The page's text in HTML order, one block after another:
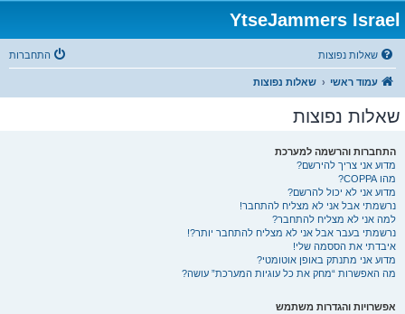
YtseJammers Israel
שאלות נפוצות התחברות
עמוד ראשי שאלות נפוצות
שאלות נפוצות
התחברות והרשמה למערכת
מדוע אני צריך להירשם?
מהו COPPA?
מדוע אני לא יכול להרשם?
נרשמתי אבל אני לא מצליח להתחבר!
למה אני לא מצליח להתחבר?
נרשמתי בעבר אבל אני לא מצליח להתחבר יותר?!
איבדתי את הססמה שלי!
מדוע אני מתנתק באופן אוטומטי?
מה האפשרות “מחק את כל עוגיות המערכת” עושה?
אפשרויות והגדרות משתמש